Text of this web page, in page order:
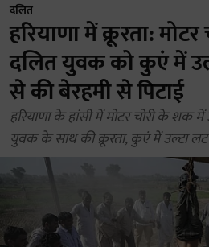
दलित
हरियाणा में क्रूरता:
दलित युवक को कुएं में
से की बेरहमी से पिटाई
हरियाणा के हांसी में मोटर चोरी के शक
युवक के साथ की क्रूरता, कुएं में उल्टा